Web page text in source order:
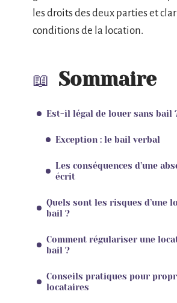
les droits des deux parties et
conditions de la location.
Sommaire
Est-il légal de louer sans bail
Exception : le bail verbal
Les conséquences d’une
écrit
Quels sont les risques d’une
bail ?
Comment régulariser une
bail ?
Conseils pratiques pour
locataires